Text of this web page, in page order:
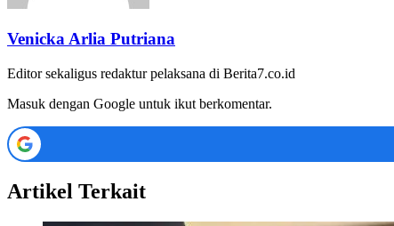
Venicka Arlia Putriana
Editor sekaligus redaktur pelaksana di Berita7.co.id
Masuk dengan Google untuk ikut berkomentar.
Artikel Terkait